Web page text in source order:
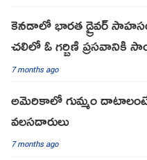
కెనడాలో భారత డ్రైవర్
చలిలో ఓ గర్బిణి ప్రసవానికి
7 months ago
అమెరికాలో గుమ్మం
వలసదారులు
7 months ago